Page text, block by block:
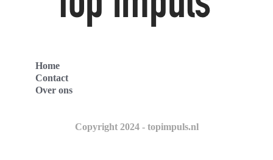
Home
Contact
Over ons
Copyright 2024 - topimpuls.nl